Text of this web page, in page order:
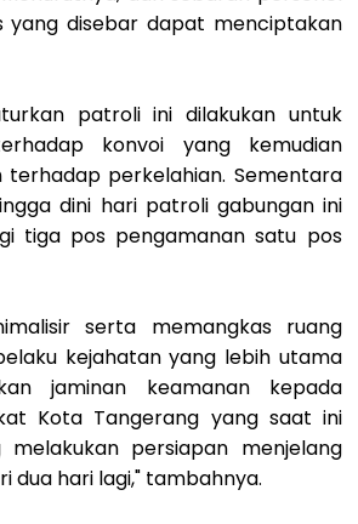
yang disebar dapat menciptakan
patroli ini dilakukan untuk
konvoi yang kemudian
perkelahian. Sementara
dini hari patroli gabungan ini
tiga pos pengamanan satu pos
serta memangkas ruang
kejahatan yang lebih utama
jaminan keamanan kepada
Kota Tangerang yang saat ini
persiapan menjelang
dua hari lagi," tambahnya.